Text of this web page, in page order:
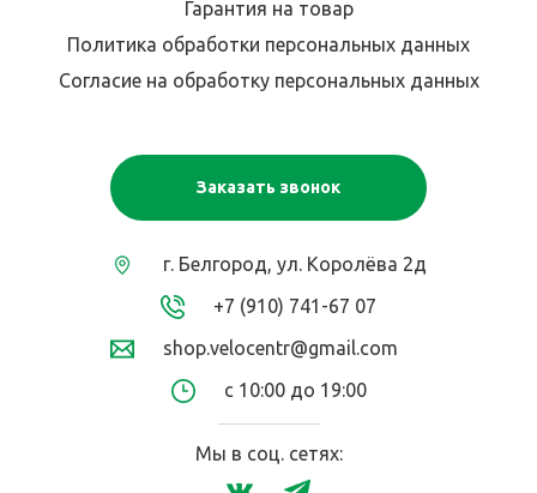
Гарантия на товар
Политика обработки персональных данных
Согласие на обработку персональных данных
Заказать звонок
г. Белгород, ул. Королёва 2д
+7 (910) 741-67 07
shop.velocentr@gmail.com
с 10:00 до 19:00
Мы в соц. сетях: